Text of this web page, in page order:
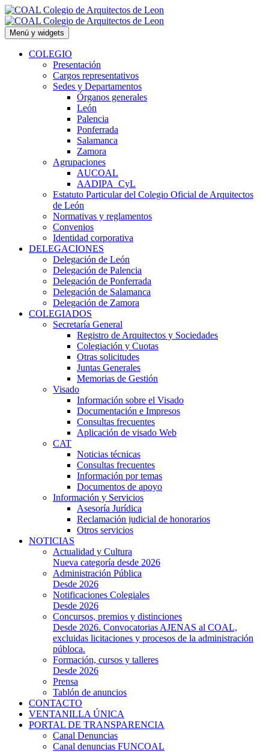
Saltar
al
contenido
Menú y widgets
COLEGIO
Presentación
Cargos representativos
Sedes y Departamentos
Órganos generales
León
Palencia
Ponferrada
Salamanca
Zamora
Agrupaciones
AUCOAL
AADIPA_CyL
Estatuto Particular del Colegio Oficial de Arquitectos
de León
Normativas y reglamentos
Convenios
Identidad corporativa
DELEGACIONES
Delegación de León
Delegación de Palencia
Delegación de Ponferrada
Delegación de Salamanca
Delegación de Zamora
COLEGIADOS
Secretaría General
Registro de Arquitectos y Sociedades
Colegiación y Cuotas
Otras solicitudes
Juntas Generales
Memorias de Gestión
Visado
Información sobre el Visado
Documentación e Impresos
Consultas frecuentes
Aplicación de visado Web
CAT
Noticias técnicas
Consultas frecuentes
Información por temas
Documentos de apoyo
Información y Servicios
Asesoría Jurídica
Reclamación judicial de honorarios
Otros servicios
NOTICIAS
Actualidad y Cultura
Nueva categoría desde 2026
Administración Pública
Desde 2026
Notificaciones Colegiales
Desde 2026
Concursos, premios y distinciones
Desde 2026. Convocatorias AJENAS al COAL,
excluidas licitaciones y procesos de la administración
públoca.
Formación, cursos y talleres
Desde 2026
Prensa
Tablón de anuncios
CONTACTO
VENTANILLA ÚNICA
PORTAL DE TRANSPARENCIA
Canal Denuncias
Canal denuncias FUNCOAL